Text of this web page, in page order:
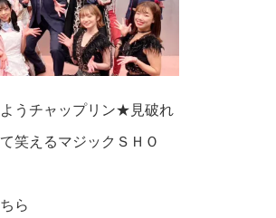
ようチャップリン★見破れ
笑えるマジックＳＨＯ
ら